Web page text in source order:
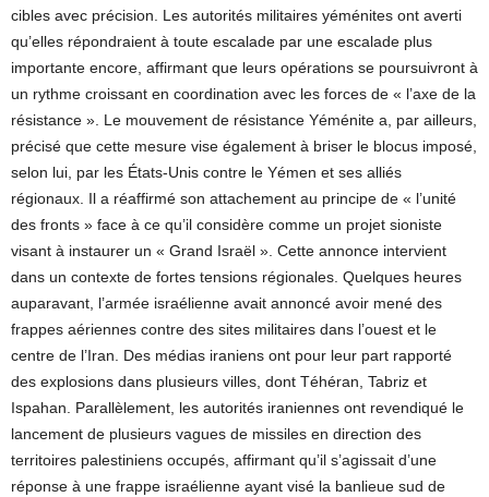
cibles avec précision. Les autorités militaires yéménites ont averti
qu’elles répondraient à toute escalade par une escalade plus
importante encore, affirmant que leurs opérations se poursuivront à
un rythme croissant en coordination avec les forces de « l’axe de la
résistance ». Le mouvement de résistance Yéménite a, par ailleurs,
précisé que cette mesure vise également à briser le blocus imposé,
selon lui, par les États-Unis contre le Yémen et ses alliés
régionaux. Il a réaffirmé son attachement au principe de « l’unité
des fronts » face à ce qu’il considère comme un projet sioniste
visant à instaurer un « Grand Israël ». Cette annonce intervient
dans un contexte de fortes tensions régionales. Quelques heures
auparavant, l’armée israélienne avait annoncé avoir mené des
frappes aériennes contre des sites militaires dans l’ouest et le
centre de l’Iran. Des médias iraniens ont pour leur part rapporté
des explosions dans plusieurs villes, dont Téhéran, Tabriz et
Ispahan. Parallèlement, les autorités iraniennes ont revendiqué le
lancement de plusieurs vagues de missiles en direction des
territoires palestiniens occupés, affirmant qu’il s’agissait d’une
réponse à une frappe israélienne ayant visé la banlieue sud de